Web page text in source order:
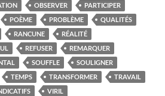
OBSERVER
PARTICIPER
POÈME PROBLÈME
QUALITÉS
RANCUNE
RÉALITÉ
REFUSER
REMARQUER
SOUFFLE
SOULIGNER
TEMPS TRANSFORMER
TRAVAIL
VIRIL